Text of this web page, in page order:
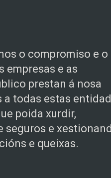
o compromiso e o
empresas e as
prestan á nosa
a todas estas
poida xurdir,
seguros e
e queixas.